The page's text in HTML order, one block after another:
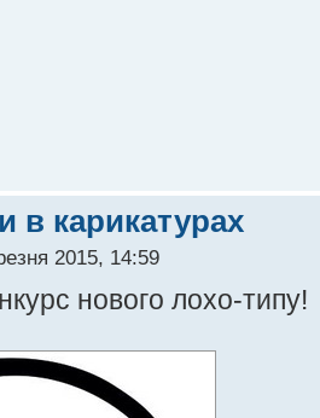
в карикатурах
2015, 14:59
нового лохо-типу!